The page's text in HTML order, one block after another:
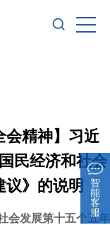
会精神】习近
民经济和社会
议》的说明
会发展第十五个五年
智
能
客
服